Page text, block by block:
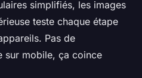
simplifiés, les images
teste chaque étape
Pas de
sur mobile, ça coince